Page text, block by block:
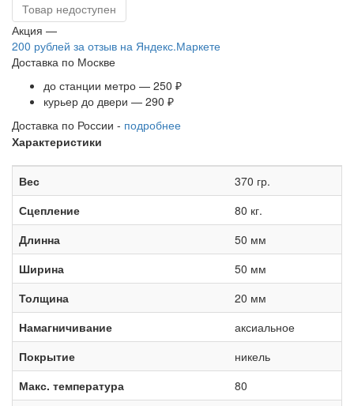
Товар недоступен
Акция —
200 рублей за отзыв на Яндекс.Маркете
Доставка по Москве
до станции метро — 250 ₽
курьер до двери — 290 ₽
Доставка по России - подробнее
Характеристики
Вес
370 гр.
Сцепление
80 кг.
Длинна
50 мм
Ширина
50 мм
Толщина
20 мм
Намагничивание
аксиальное
Покрытие
никель
Макс. температура
80